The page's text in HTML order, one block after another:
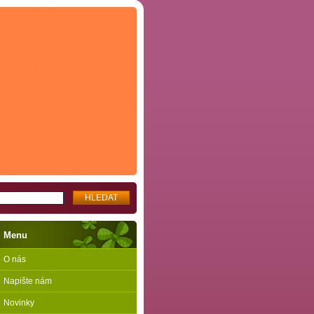
Menu
O nás
Napište nám
Novinky